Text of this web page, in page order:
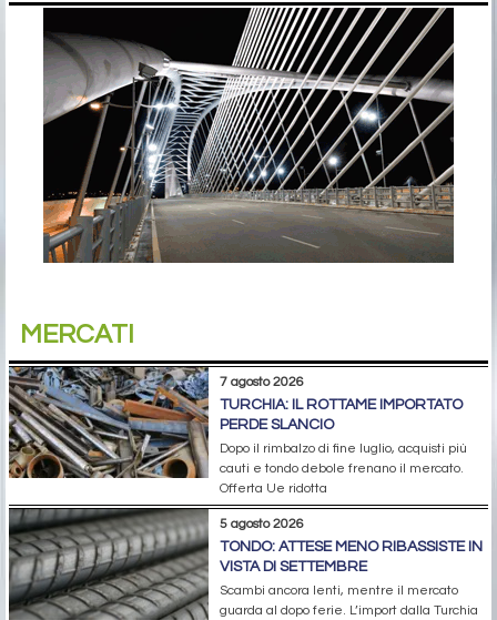
MERCATI
7 agosto 2026
TURCHIA: IL ROTTAME IMPORTATO
PERDE SLANCIO
Dopo il rimbalzo di fine luglio, acquisti più
cauti e tondo debole frenano il mercato.
Offerta Ue ridotta
5 agosto 2026
TONDO: ATTESE MENO RIBASSISTE IN
VISTA DI SETTEMBRE
Scambi ancora lenti, mentre il mercato
guarda al dopo ferie. L’import dalla Turchia